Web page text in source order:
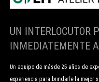
UN INTERLOCUTOR
INMEDIATEMENTE
Un equipo de másde 25 años de
experiencia para brindarle la mejor